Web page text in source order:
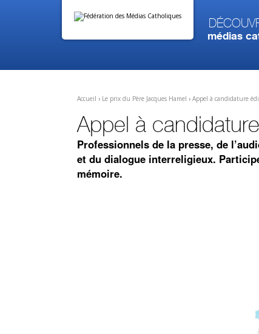
contenu.
Aller
personnels
médias
Accueil › Le prix du Père Jacques Hamel › Appel à candidature
Appel à
Professionnels de la presse, de
et du dialogue interreligieux.
mémoire.